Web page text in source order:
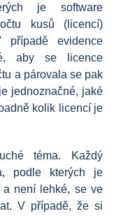
je software
kusů (licencí)
případě evidence
aby se licence
a párovala se pak
jednoznačné, jaké
kolik licencí je
téma. Každý
podle kterých je
a není lehké, se ve
V případě, že si